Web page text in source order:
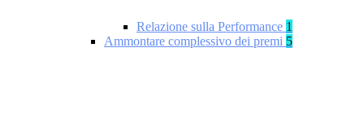
Relazione sulla Performance 1
Ammontare complessivo dei premi 5